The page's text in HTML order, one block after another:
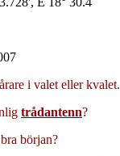
i valet eller kvalet.
trådantenn?
början?